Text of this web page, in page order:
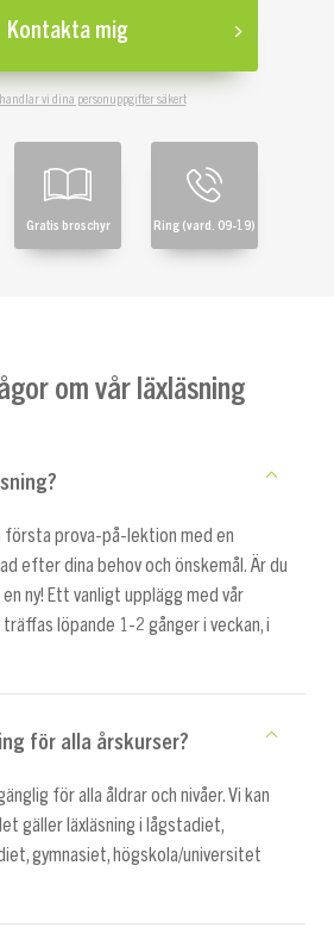
Kontakta mig
vi dina personuppgifter säkert
Gratis broschyr Ring (vard. 09-19)
om vår läxläsning
första prova-på-lektion med en
efter dina behov och önskemål. Är du
ny! Ett vanligt upplägg med vår
löpande 1-2 gånger i veckan, i
för alla årskurser?
för alla åldrar och nivåer. Vi kan
gäller läxläsning i lågstadiet,
gymnasiet, högskola/universitet